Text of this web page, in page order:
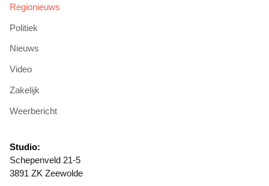
Regionieuws
Politiek
Nieuws
Video
Zakelijk
Weerbericht
Studio:
Schepenveld 21-5
3891 ZK Zeewolde